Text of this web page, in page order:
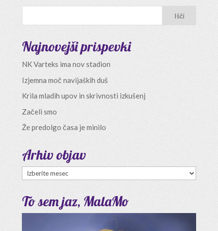
Najnovejši prispevki
NK Varteks ima nov stadion
Izjemna moč navijaških duš
Krila mladih upov in skrivnosti izkušenj
Začeli smo
Že predolgo časa je minilo
Arhiv objav
Arhiv
To sem jaz, MalaMo